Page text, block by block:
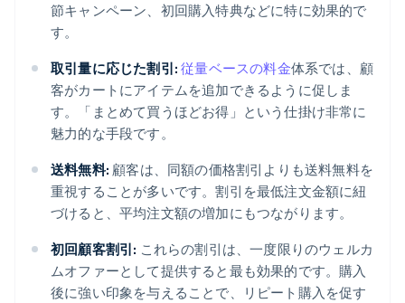
節キャンペーン、初回購入特典などに特に効果的で
す。
取引量に応じた割引: 従量ベースの料金体系では、顧
客がカートにアイテムを追加できるように促しま
す。「まとめて買うほどお得」という仕掛け非常に
魅力的な手段です。
送料無料: 顧客は、同額の価格割引よりも送料無料を
重視することが多いです。割引を最低注文金額に紐
づけると、平均注文額の増加にもつながります。
初回顧客割引: これらの割引は、一度限りのウェルカ
ムオファーとして提供すると最も効果的です。購入
後に強い印象を与えることで、リピート購入を促す